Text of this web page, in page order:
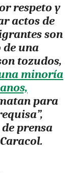
respeto y
actos de
son
una
tozudos,
minoría
para
prensa